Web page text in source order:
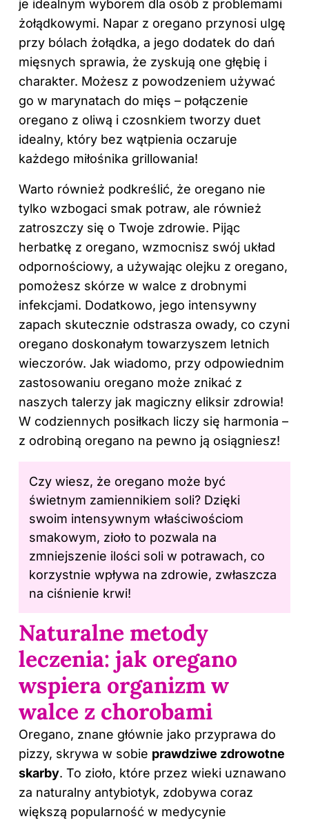
je idealnym wyborem dla osób z problemami
żołądkowymi. Napar z oregano przynosi ulgę
przy bólach żołądka, a jego dodatek do dań
mięsnych sprawia, że zyskują one głębię i
charakter. Możesz z powodzeniem używać
go w marynatach do mięs – połączenie
oregano z oliwą i czosnkiem tworzy duet
idealny, który bez wątpienia oczaruje
każdego miłośnika grillowania!
Warto również podkreślić, że oregano nie
tylko wzbogaci smak potraw, ale również
zatroszczy się o Twoje zdrowie. Pijąc
herbatkę z oregano, wzmocnisz swój układ
odpornościowy, a używając olejku z oregano,
pomożesz skórze w walce z drobnymi
infekcjami. Dodatkowo, jego intensywny
zapach skutecznie odstrasza owady, co czyni
oregano doskonałym towarzyszem letnich
wieczorów. Jak wiadomo, przy odpowiednim
zastosowaniu oregano może znikać z
naszych talerzy jak magiczny eliksir zdrowia!
W codziennych posiłkach liczy się harmonia –
z odrobiną oregano na pewno ją osiągniesz!
Czy wiesz, że oregano może być
świetnym zamiennikiem soli? Dzięki
swoim intensywnym właściwościom
smakowym, zioło to pozwala na
zmniejszenie ilości soli w potrawach, co
korzystnie wpływa na zdrowie, zwłaszcza
na ciśnienie krwi!
Naturalne metody
leczenia: jak oregano
wspiera organizm w
walce z chorobami
Oregano, znane głównie jako przyprawa do
pizzy, skrywa w sobie prawdziwe zdrowotne
skarby. To zioło, które przez wieki uznawano
za naturalny antybiotyk, zdobywa coraz
większą popularność w medycynie